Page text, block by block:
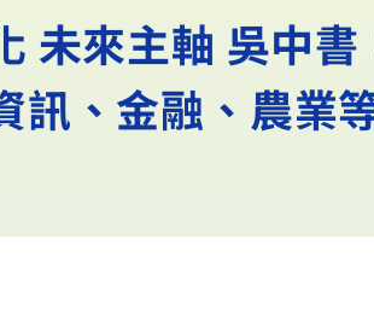
未來主軸 吳中
訊、金融、農業